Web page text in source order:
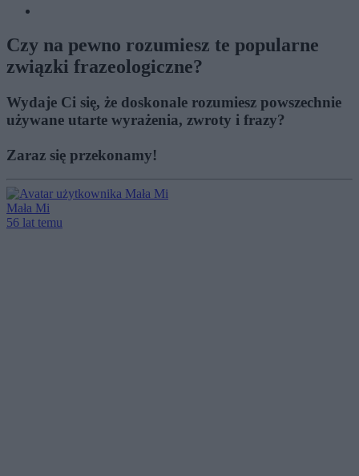
Czy na pewno rozumiesz te popularne
związki frazeologiczne?
Wydaje Ci się, że doskonale rozumiesz powszechnie
używane utarte wyrażenia, zwroty i frazy?
Zaraz się przekonamy!
Mała Mi
56 lat temu